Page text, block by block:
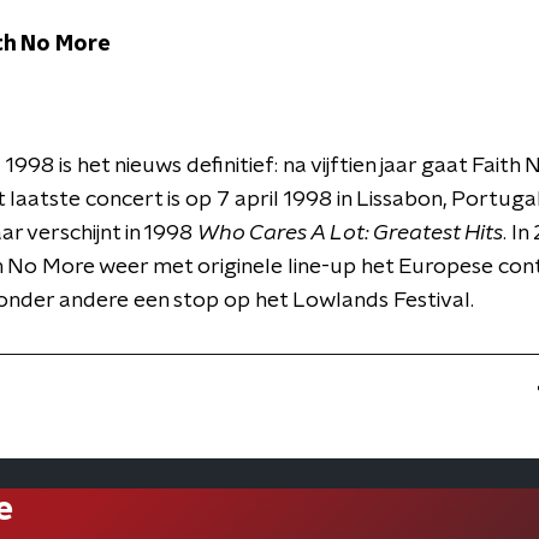
No More
1998 is het nieuws definitief: na vijftien jaar gaat Faith
laatste concert is op 7 april 1998 in Lissabon,
verschijnt in 1998 Who Cares A Lot: Greatest Hits. In
More weer met originele line-up het Europese
andere een stop op het Lowlands Festival.